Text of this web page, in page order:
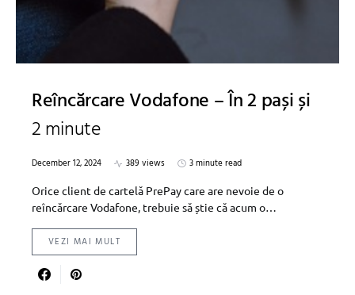
Reîncărcare Vodafone – În 2 pași și
2 minute
December 12, 2024 389 views
3 minute read
Orice client de cartelă PrePay care are nevoie de o
reîncărcare Vodafone, trebuie să știe că acum o…
VEZI MAI MULT